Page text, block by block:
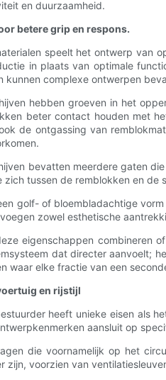
en duurzaamheid.
betere grip en respons.
speelt het ontwerp van
in plaats van optimale
kunnen complexe ontwerpen
hebben groeven in het
beter contact houden met
de ontgassing van
bevatten meerdere gaten
tussen de remblokken en de
golf- of bloembladachtige
zowel esthetische
eigenschappen combineren
dat directer aanvoelt;
waar elke fractie van een
en rijstijl
heeft unieke eisen als
aansluit op
die voornamelijk op het
zijn, voorzien van